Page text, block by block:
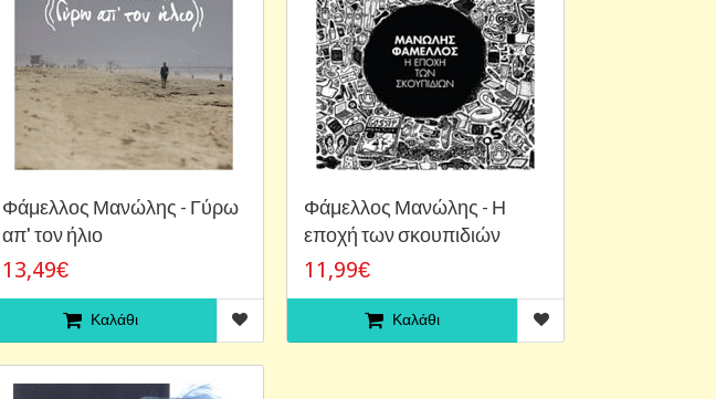
Φάμελλος Μανώλης - Γύρω
απ' τον ήλιο
13,49€
Καλάθι
Φάμελλος Μανώλης - Η
εποχή των σκουπιδιών
11,99€
Καλάθι